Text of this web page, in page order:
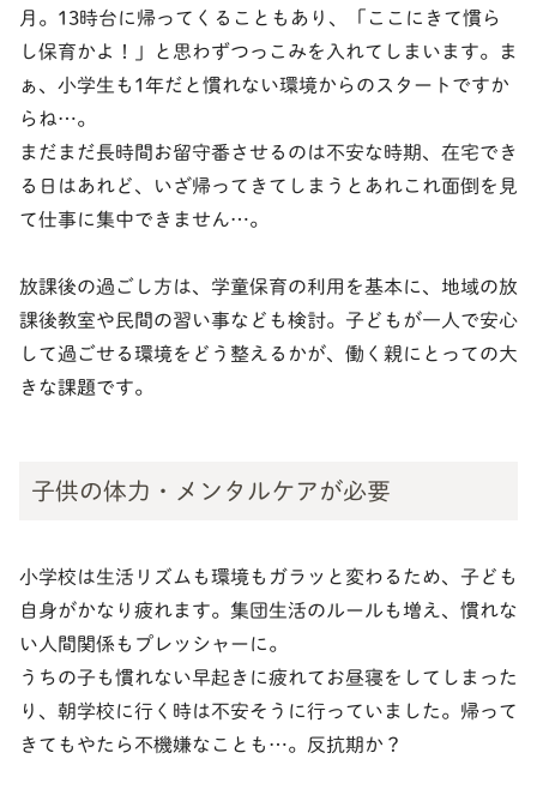
月。13時台に帰ってくることもあり、「ここにきて慣ら
し保育かよ！」と思わずつっこみを入れてしまいます。ま
ぁ、小学生も1年だと慣れない環境からのスタートですか
らね…。
まだまだ長時間お留守番させるのは不安な時期、在宅でき
る日はあれど、いざ帰ってきてしまうとあれこれ面倒を見
て仕事に集中できません…。
放課後の過ごし方は、学童保育の利用を基本に、地域の放
課後教室や民間の習い事なども検討。子どもが一人で安心
して過ごせる環境をどう整えるかが、働く親にとっての大
きな課題です。
子供の体力・メンタルケアが必要
小学校は生活リズムも環境もガラッと変わるため、子ども
自身がかなり疲れます。集団生活のルールも増え、慣れな
い人間関係もプレッシャーに。
うちの子も慣れない早起きに疲れてお昼寝をしてしまった
り、朝学校に行く時は不安そうに行っていました。帰って
きてもやたら不機嫌なことも…。反抗期か？